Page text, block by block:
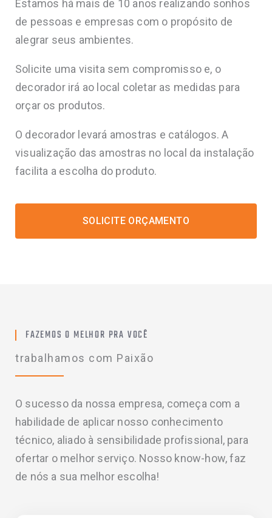
Estamos há mais de 10 anos realizando sonhos
de pessoas e empresas com o propósito de
alegrar seus ambientes.
Solicite uma visita sem compromisso e, o
decorador irá ao local coletar as medidas para
orçar os produtos.
O decorador levará amostras e catálogos. A
visualização das amostras no local da instalação
facilita a escolha do produto.
SOLICITE ORÇAMENTO
FAZEMOS O MELHOR PRA VOCÊ
trabalhamos com Paixão
O sucesso da nossa empresa, começa com a
habilidade de aplicar nosso conhecimento
técnico, aliado à sensibilidade profissional, para
ofertar o melhor serviço. Nosso know-how, faz
de nós a sua melhor escolha!